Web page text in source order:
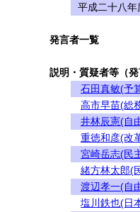
平成二十八年
発言者一覧
説明・質疑者等（発
石田真敏(予
高市早苗(総
井林辰憲(自
重徳和彦(改
宮崎岳志(民
緒方林太郎(
渡辺孝一(自
塩川鉄也(日